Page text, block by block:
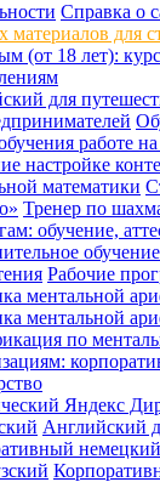
Справка о
материалов для
(от 18 лет):
для
работе
настройке
математики
Тренер по
обучение,
Рабочие
ментальной
ментальной
по
Яндекс
Английский
немецкий